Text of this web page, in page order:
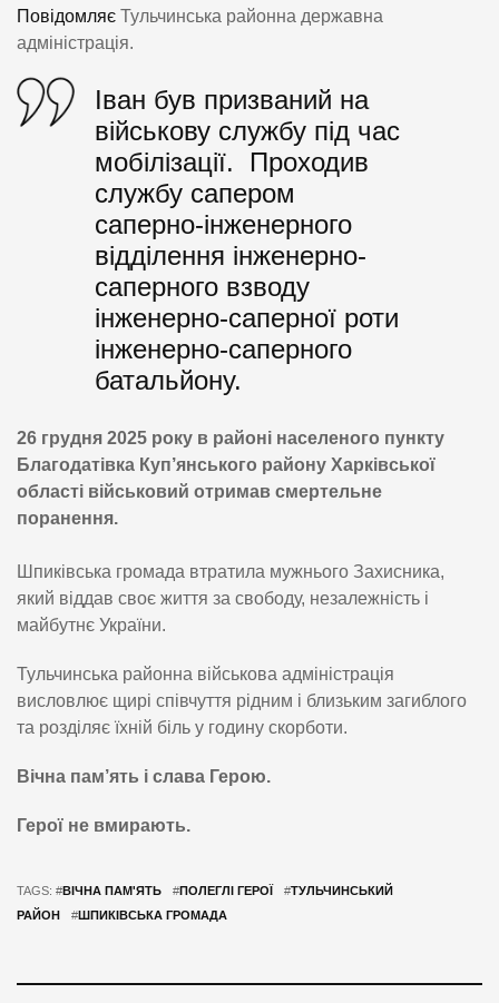
Повідомляє Тульчинська районна державна
адміністрація.
Іван був призваний на
військову службу під час
мобілізації. Проходив
службу сапером
саперно-інженерного
відділення інженерно-
саперного взводу
інженерно-саперної роти
інженерно-саперного
батальйону.
26 грудня 2025 року в районі населеного пункту
Благодатівка Куп’янського району Харківської
області військовий отримав смертельне
поранення.
Шпиківська громада втратила мужнього Захисника,
який віддав своє життя за свободу, незалежність і
майбутнє України.
Тульчинська районна військова адміністрація
висловлює щирі співчуття рідним і близьким загиблого
та розділяє їхній біль у годину скорботи.
Вічна пам’ять і слава Герою.
Герої не вмирають.
TAGS: #ВІЧНА ПАМ'ЯТЬ #ПОЛЕГЛІ ГЕРОЇ #ТУЛЬЧИНСЬКИЙ
РАЙОН
#ШПИКІВСЬКА ГРОМАДА